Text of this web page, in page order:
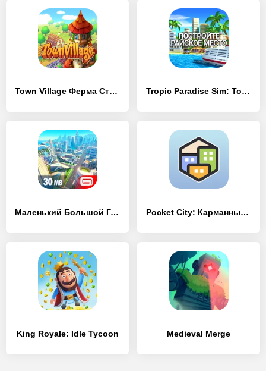
Town Village Ферма Строить Tropic Paradise Sim: Town Build
Маленький Большой Город 2 Pocket City: Карманный город
King Royale: Idle Tycoon Medieval Merge